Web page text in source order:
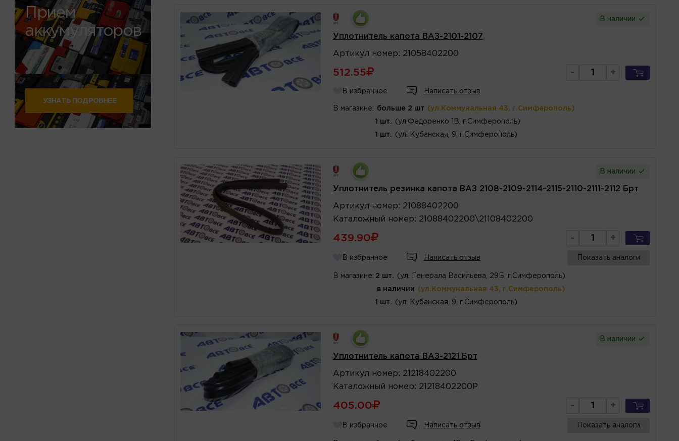
Прием
аккумуляторов
УЗНАТЬ ПОДРОБНЕЕ
В наличии
Уплотнитель капота ВАЗ-2101-2107
Артикул номер : 21058402200
512.55 - +
В избранное Написать отзыв
В магазине: больше 2 шт (ул.Коммунальная 43, г.Симферополь)
1 шт. (ул.Федоренко 1В, г.Симферополь)
1 шт. (ул. Кубанская, 9, г.Симферополь)
В наличии
Уплотнитель резинка капота ВАЗ 2108-2109-2114-2115-2110-2111-2112 Брт
Артикул номер : 21088402200
Каталожный номер : 21088402200\21108402200
439.90 - +
В избранное Написать отзыв Показать аналоги
В магазине: 2 шт. (ул. Генерала Васильева, 29Б, г.Симферополь)
в наличии (ул.Коммунальная 43, г.Симферополь)
1 шт. (ул. Кубанская, 9, г.Симферополь)
В наличии
Уплотнитель капота ВАЗ-2121 Брт
Артикул номер : 21218402200
Каталожный номер : 21218402200Р
405.00 - +
В избранное Написать отзыв Показать аналоги